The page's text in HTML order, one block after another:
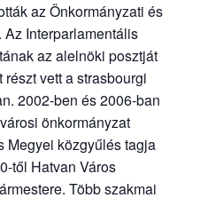
az Önkormányzati és
Interparlamentális
az alelnöki posztját
vett a strasbourgi
2002-ben és 2006-ban
önkormányzat
Megyei közgyűlés tagja
től Hatvan Város
Több szakmai